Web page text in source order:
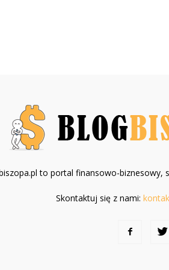
to portal finansowo-biznesowy,
Skontaktuj się z nami: